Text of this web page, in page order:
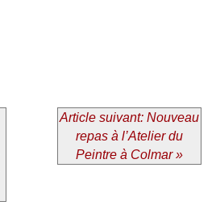
Article suivant: Nouveau
repas à l’Atelier du
Peintre à Colmar »